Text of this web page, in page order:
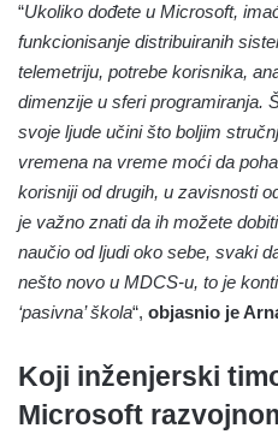
“Ukoliko dođete u Microsoft,
funkcionisanje distribuiranih
telemetriju, potrebe korisnika,
dimenzije u sferi programiranja.
svoje ljude učini što boljim
vremena na vreme moći da
korisniji od drugih, u zavisnosti
je važno znati da ih možete
naučio od ljudi oko sebe, svaki
nešto novo u MDCS-u, to je
‘pasivna’ škola“, objasnio je
Koji inženjerski
Microsoft